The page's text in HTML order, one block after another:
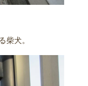
柴犬。